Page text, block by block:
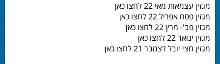
מגזין עצמאות מאי 22 לחצו כאן
מגזין פסח אפריל 22 לחצו כאן
מגזין פב'- מרץ 22 לחצו כאן
מגזין ינואר 22 לחצו כאן
מגזין חצי יובל דצמבר 21 לחצו כאן